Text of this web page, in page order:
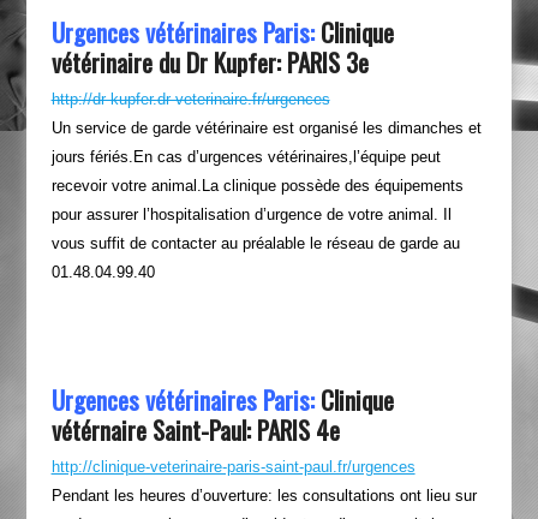
Urgences vétérinaires Paris:Clinique
vétérinaire du Dr Kupfer: PARIS 3e
http://dr-kupfer.dr-veterinaire.fr/urgences
Un service de garde vétérinaire est organisé les dimanches et
jours fériés.En cas d’urgences vétérinaires,l’équipe peut
recevoir votre animal.La clinique possède des équipements
pour assurer l’hospitalisation d’urgence de votre animal. Il
vous suffit de contacter au préalable le réseau de garde au
01.48.04.99.40
Urgences vétérinaires Paris:Clinique
vétérnaire Saint-Paul: PARIS 4e
http://clinique-veterinaire-paris-saint-paul.fr/urgences
Pendant les heures d’ouverture: les consultations ont lieu sur